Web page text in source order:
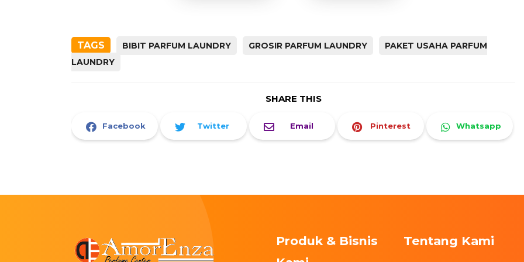
TAGS BIBIT PARFUM LAUNDRY GROSIR PARFUM LAUNDRY
PAKET USAHA PARFUM
LAUNDRY
SHARE THIS
Facebook Twitter Email Pinterest Whatsapp
Produk & Bisnis
Tentang Kami